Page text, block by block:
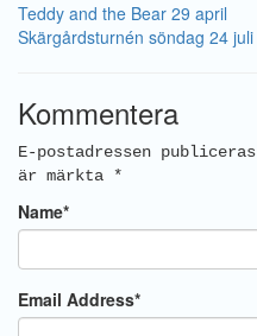
Teddy and the Bear 29 april
Skärgårdsturnén söndag 24 juli
Kommentera
E-postadressen
är märkta *
Name*
Email Address*